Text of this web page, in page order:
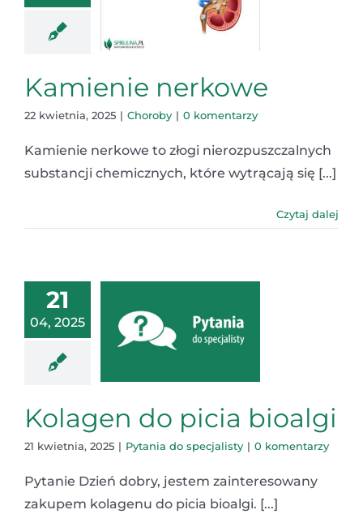
Kamienie nerkowe
22 kwietnia, 2025 | Choroby | 0 komentarzy
Kamienie nerkowe to złogi nierozpuszczalnych
substancji chemicznych, które wytrącają się [...]
Czytaj dalej
21
04, 2025
Kolagen do picia bioalgi
21 kwietnia, 2025 | Pytania do specjalisty | 0 komentarzy
Pytanie Dzień dobry, jestem zainteresowany
zakupem kolagenu do picia bioalgi. [...]